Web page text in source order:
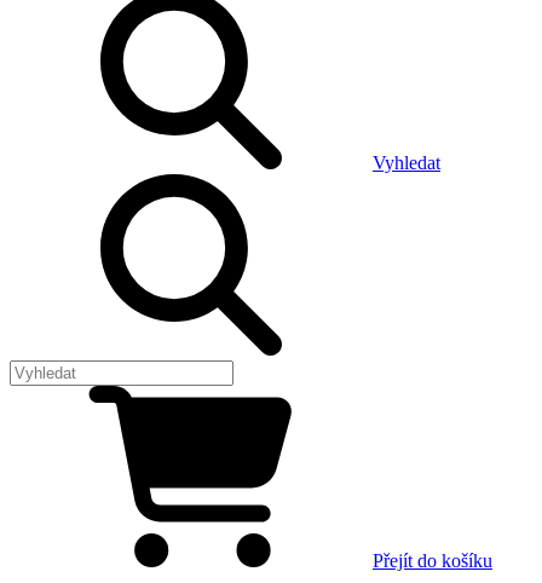
Vyhledat
Přejít do košíku